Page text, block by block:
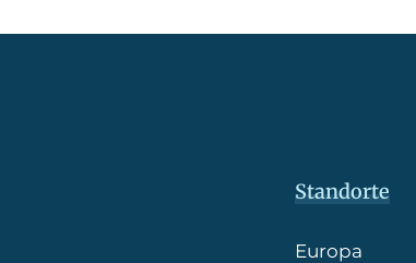
Standorte
Europa